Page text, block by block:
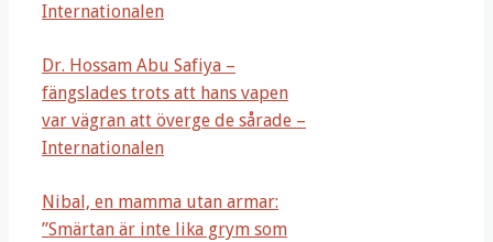
Internationalen
Dr. Hossam Abu Safiya –
fängslades trots att hans vapen
var vägran att överge de sårade –
Internationalen
Nibal, en mamma utan armar:
”Smärtan är inte lika grym som